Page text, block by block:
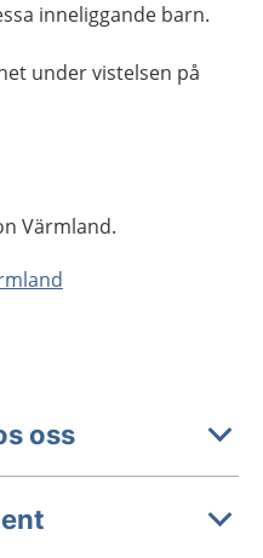
inneliggande barn.
under vistelsen på
Värmland.
oss